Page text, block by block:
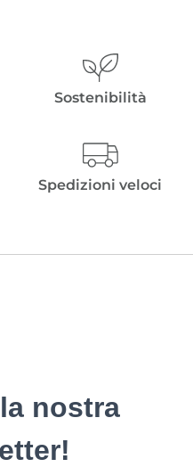
Sostenibilità
Spedizioni veloci
nostra